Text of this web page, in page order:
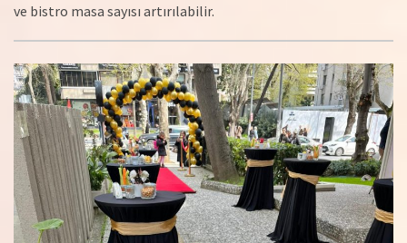
ve bistro masa sayısı artırılabilir.